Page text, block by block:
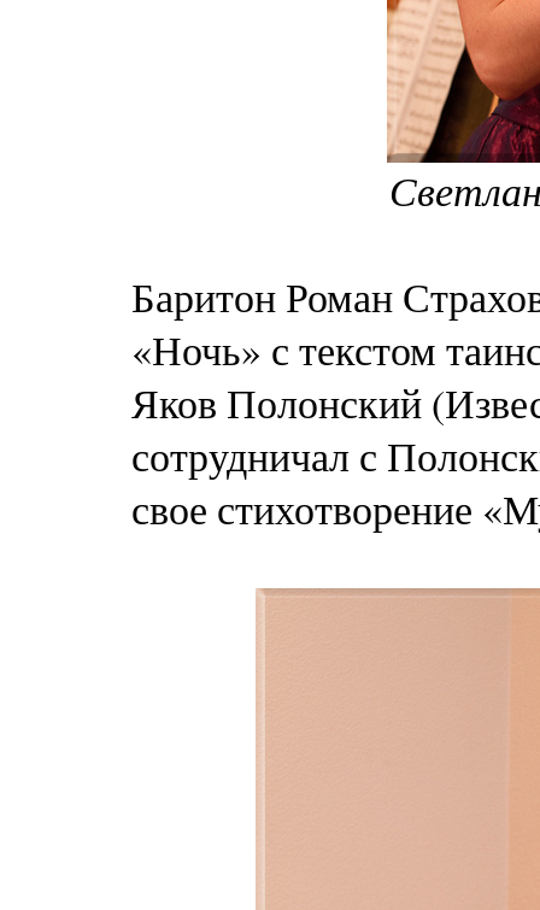
Баритон Роман
«Ночь» с текстом
Яков Полонский
сотрудничал с
свое стихотворение